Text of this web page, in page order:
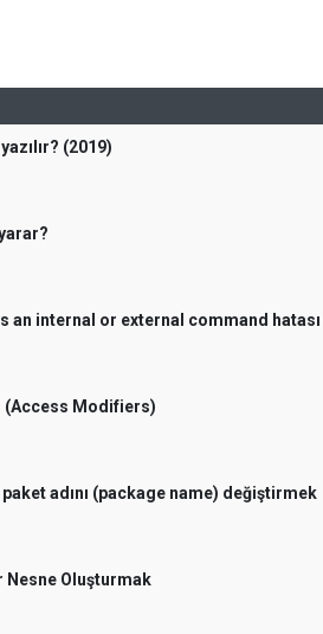
(2019)
an internal or external command
(Access Modifiers)
adını (package name) değiştirmek
Nesne Oluşturmak